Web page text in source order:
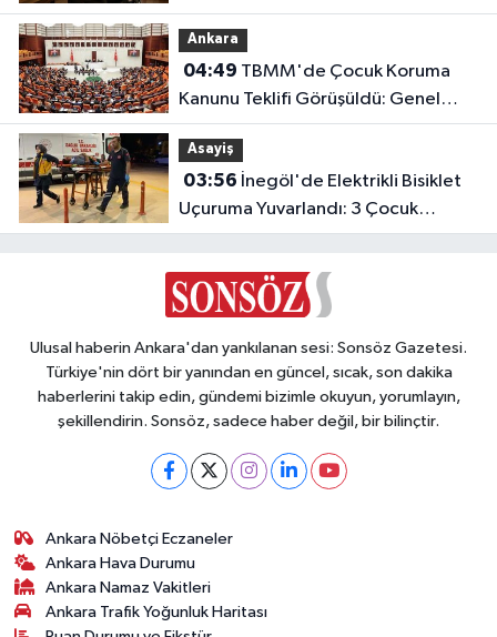
Ankara
04:49
Kanunu Teklifi Görüşüldü: Genel
Kurul Tamamlandı!
Asayiş
03:56
Uçuruma Yuvarlandı: 3 Çocuk
Yaralandı!
Ulusal haberin Ankara'dan yankılanan sesi: Sonsöz Gazetesi.
Türkiye'nin dört bir yanından en güncel, sıcak, son dakika
haberlerini takip edin, gündemi bizimle okuyun, yorumlayın,
şekillendirin. Sonsöz, sadece haber değil, bir bilinçtir.
Ankara Nöbetçi Eczaneler
Ankara Hava Durumu
Ankara Namaz Vakitleri
Ankara Trafik Yoğunluk Haritası